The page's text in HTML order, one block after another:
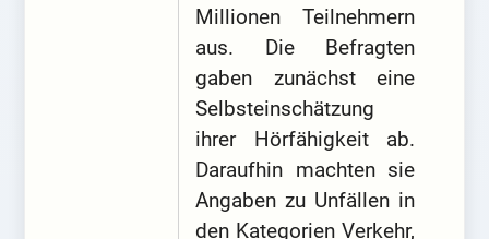
Millionen Teilnehmern
aus. Die Befragten
gaben zunächst eine
Selbsteinschätzung
ihrer Hörfähigkeit ab.
Daraufhin machten sie
Angaben zu Unfällen in
den Kategorien Verkehr,